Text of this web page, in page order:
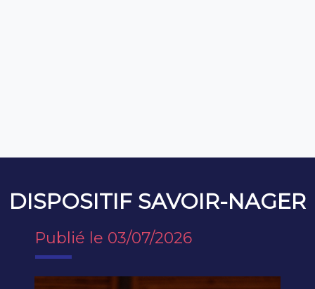
DISPOSITIF SAVOIR-NAGER
Publié le 03/07/2026